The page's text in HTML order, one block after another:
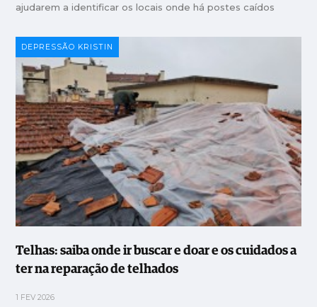
ajudarem a identificar os locais onde há postes caídos
DEPRESSÃO KRISTIN
Telhas: saiba onde ir buscar e doar e os cuidados a
ter na reparação de telhados
1 FEV 2026